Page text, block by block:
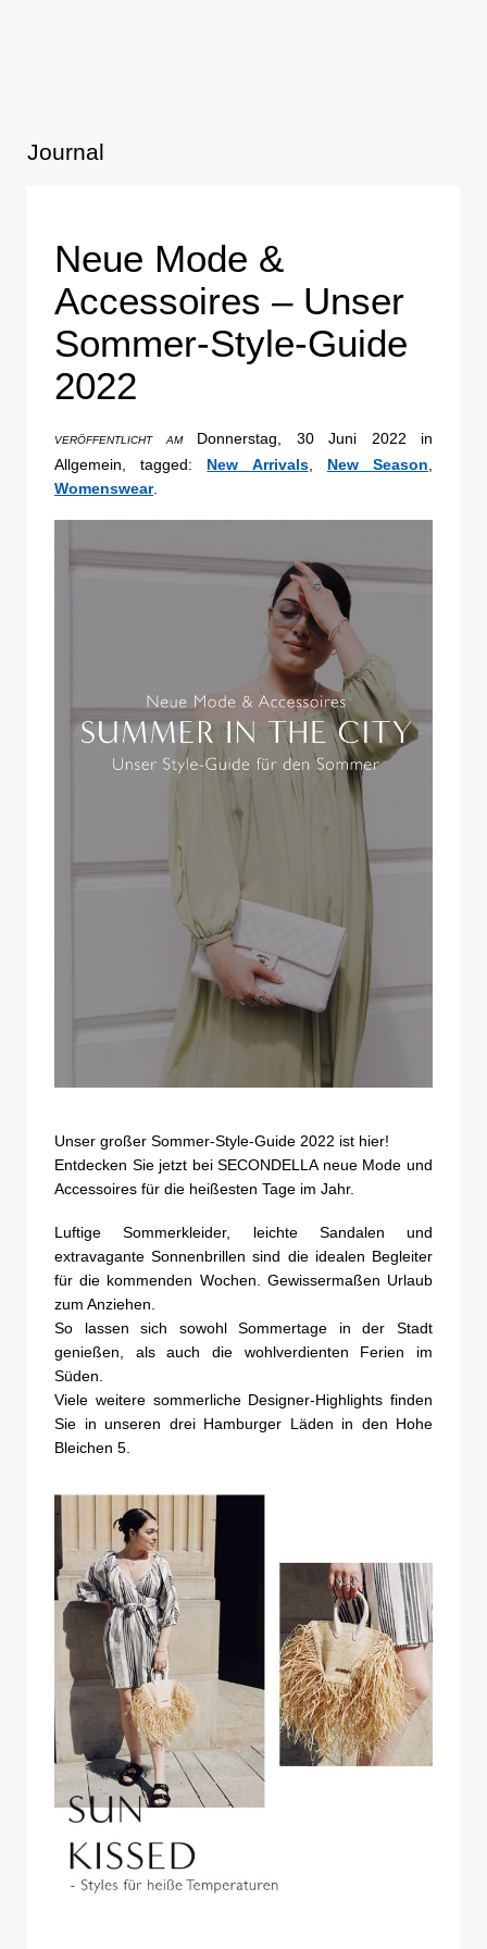
Journal
Neue Mode &
Accessoires – Unser
Sommer-Style-Guide
2022
VERÖFFENTLICHT AMDonnerstag, 30 Juni 2022 in
Allgemein, tagged: New Arrivals, New Season,
Womenswear.
Unser großer Sommer-Style-Guide 2022 ist hier!
Entdecken Sie jetzt bei SECONDELLA neue Mode und
Accessoires für die heißesten Tage im Jahr.
Luftige Sommerkleider, leichte Sandalen und
extravagante Sonnenbrillen sind die idealen Begleiter
für die kommenden Wochen. Gewissermaßen Urlaub
zum Anziehen.
So lassen sich sowohl Sommertage in der Stadt
genießen, als auch die wohlverdienten Ferien im
Süden.
Viele weitere sommerliche Designer-Highlights finden
Sie in unseren drei Hamburger Läden in den Hohe
Bleichen 5.